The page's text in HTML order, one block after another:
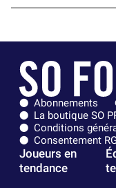
Abonnements
La boutique SO
Conditions
Consentement
Joueurs en
tendance